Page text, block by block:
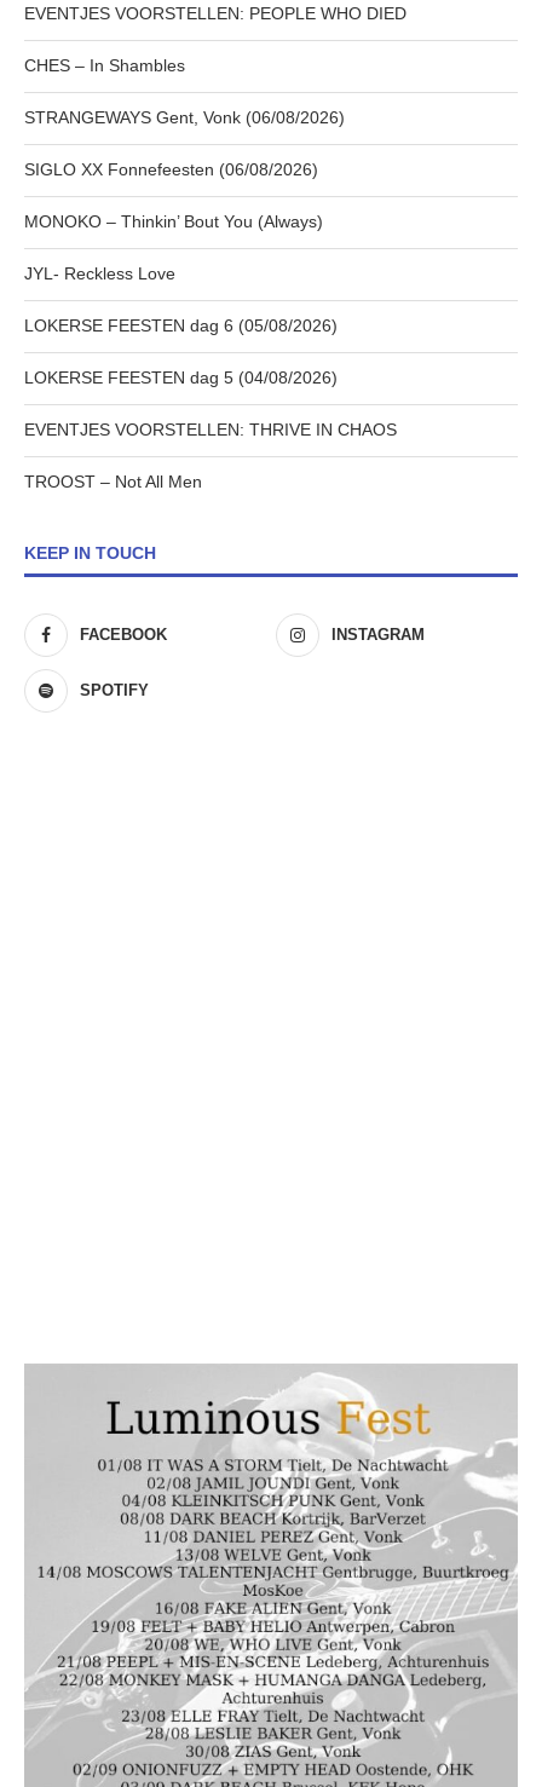
EVENTJES VOORSTELLEN: PEOPLE WHO DIED
CHES – In Shambles
STRANGEWAYS Gent, Vonk (06/08/2026)
SIGLO XX Fonnefeesten (06/08/2026)
MONOKO – Thinkin’ Bout You (Always)
JYL- Reckless Love
LOKERSE FEESTEN dag 6 (05/08/2026)
LOKERSE FEESTEN dag 5 (04/08/2026)
EVENTJES VOORSTELLEN: THRIVE IN CHAOS
TROOST – Not All Men
KEEP IN TOUCH
FACEBOOK INSTAGRAM
SPOTIFY